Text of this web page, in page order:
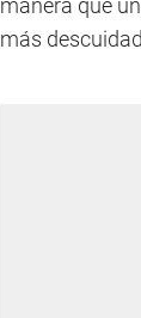
manera que
más